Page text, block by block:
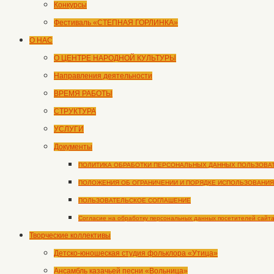
Конкурсы
Фестиваль «СТЕПНАЯ ГОРЛИНКА»
О НАС
О ЦЕНТРЕ НАРОДНОЙ КУЛЬТУРЫ
Направления деятельности
ВРЕМЯ РАБОТЫ
СТРУКТУРА
УСЛУГИ
Документы
ПОЛИТИКА ОБРАБОТКИ ПЕРСОНАЛЬНЫХ ДАННЫХ
ПОЛОЖЕНИЯ ОБ ОГРАНИЧЕНИИ И ПОРЯДКЕ
ПОЛЬЗОВАТЕЛЬСКОЕ СОГЛАШЕНИЕ
Согласие на обработку персональных данных посетителей сайта
Творческие коллективы
Детско-юношеская студия фольклора «Утица»
Ансамбль казачьей песни «Вольница»